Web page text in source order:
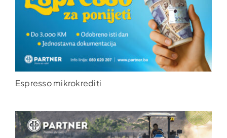
Espresso mikrokrediti